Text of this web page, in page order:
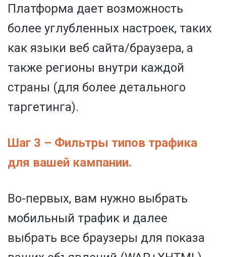
Платформа дает возможность
более углубленных настроек, таких
как языки веб сайта/браузера, а
также регионы внутри каждой
страны (для более детального
таргетинга).
Шаг 3 – Фильтры типов трафика
для вашей кампании.
Во-первых, вам нужно выбрать
мобильный трафик и далее
выбрать все браузеры для показа